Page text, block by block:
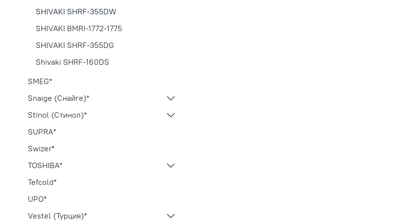
SHIVAKI SHRF-355DW
SHIVAKI BMRI-1772-1775
SHIVAKI SHRF-355DG
Shivaki SHRF-160DS
SMEG*
Snaige (Снайге)*
Stinol (Стинол)*
SUPRA*
Swizer*
TOSHIBA*
Tefcold*
UPO*
Vestel (Турция)*